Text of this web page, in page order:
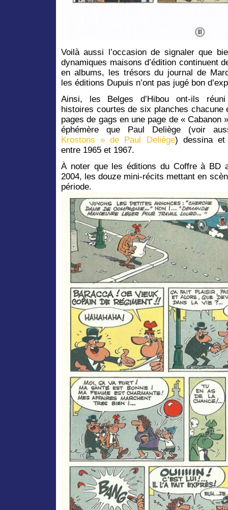
Voilà aussi l’occasion de signaler que
dynamiques maisons d’édition continuent
en albums, les trésors du journal de
les éditions Dupuis n’ont pas jugé bon
Ainsi, les Belges d’Hibou ont-ils
histoires courtes de six planches chacune
pages de gags en une page de « Cabanon
éphémère que Paul Deliège (voir
Krostons » de Paul Deliège) dessina et
entre 1965 et 1967.
À noter que les éditions du Coffre à BD
2004, les douze mini-récits mettant en
période.